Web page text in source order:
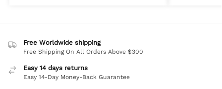
Free Worldwide shipping
Free Shipping On All Orders Above $300
Easy 14 days returns
Easy 14-Day Money-Back Guarantee